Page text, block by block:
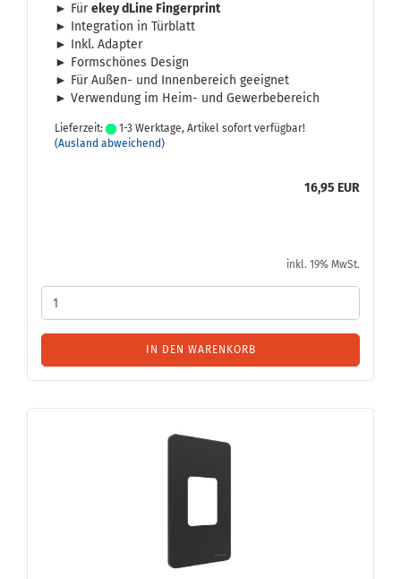
► Fürekey dLine Fin­ger­print
► In­te­gra­ti­on in Tür­blatt
► Inkl. Ad­ap­ter
► Form­schö­nes De­sign
► Für Außen-​ und In­nen­be­reich ge­eig­net
► Ver­wen­dung im Heim- und Ge­wer­be­be­reich
Lieferzeit:
1-3 Werktage, Artikel sofort verfügbar!
(Ausland abweichend)
16,95 EUR
inkl. 19% MwSt.
IN DEN WARENKORB